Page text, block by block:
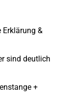
Erklärung &
sind deutlich
+